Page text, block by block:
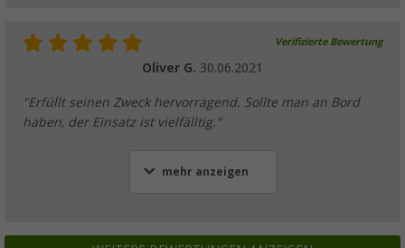
Verifizierte Bewertung
Oliver G. 30.06.2021
"Erfüllt seinen Zweck hervorragend. Sollte man an Bord
haben, der Einsatz ist vielfälltig."
mehr anzeigen